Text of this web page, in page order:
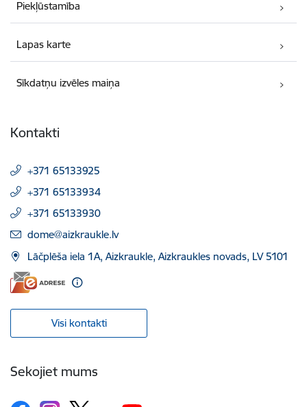
Piekļūstamība
Lapas karte
Sīkdatņu izvēles maiņa
Kontakti
+371 65133925
+371 65133934
+371 65133930
E-pasts:
dome@aizkraukle.lv
Lāčplēša iela 1A, Aizkraukle, Aizkraukles novads, LV 5101
Visi kontakti
Sekojiet mums